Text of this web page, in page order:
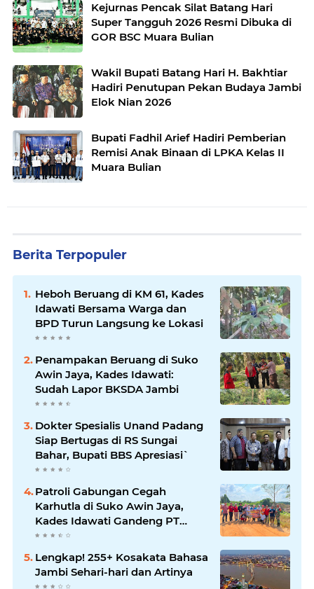
Kejurnas Pencak Silat Batang Hari
Super Tangguh 2026 Resmi Dibuka di
GOR BSC Muara Bulian
Wakil Bupati Batang Hari H. Bakhtiar
Hadiri Penutupan Pekan Budaya Jambi
Elok Nian 2026
Bupati Fadhil Arief Hadiri Pemberian
Remisi Anak Binaan di LPKA Kelas II
Muara Bulian
Berita Terpopuler
Heboh Beruang di KM 61, Kades
Idawati Bersama Warga dan
BPD Turun Langsung ke Lokasi
Penampakan Beruang di Suko
Awin Jaya, Kades Idawati:
Sudah Lapor BKSDA Jambi
Dokter Spesialis Unand Padang
Siap Bertugas di RS Sungai
Bahar, Bupati BBS Apresiasi`
Patroli Gabungan Cegah
Karhutla di Suko Awin Jaya,
Kades Idawati Gandeng PT
BBB-S, TNI dan BPD
Lengkap! 255+ Kosakata Bahasa
Jambi Sehari-hari dan Artinya